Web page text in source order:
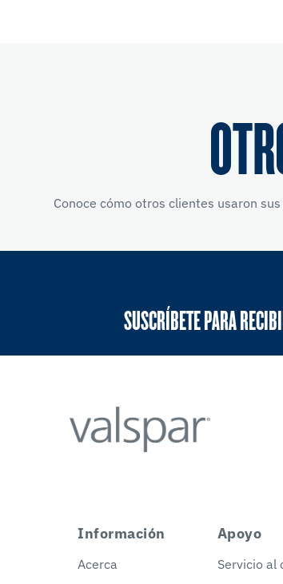
Conoce cómo otros clientes usaron
SUSCRÍBETE PARA
Información
Acerca
Apoyo
Servicio al